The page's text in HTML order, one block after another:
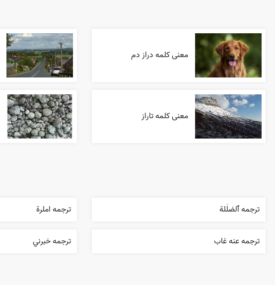
معنی کلمه دراز دم
معنی کلمه تاراز
ترجمه ٱلضلٰلة ترجمه املرة
ترجمه عنه غاب ترجمه خبرني